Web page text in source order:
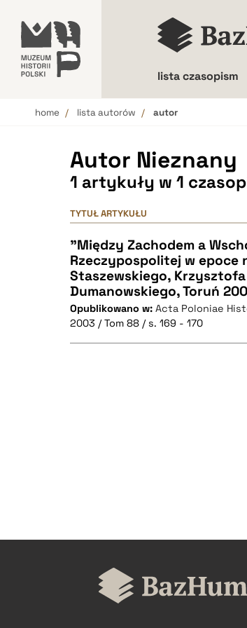
lista czasopism
home lista autorów autor
Autor Nieznany
1 artykuły w 1
TYTUŁ ARTYKUŁU
"Między Zachodem a
Rzeczypospolitej w
Staszewskiego,
Dumanowskiego, Toruń
Opublikowano w: Acta Poloniae
2003 / Tom 88 / s. 169 - 170